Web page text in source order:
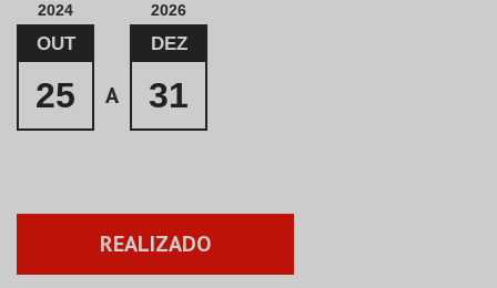
2024
OUT
25 A
2026
DEZ
31
REALIZADO